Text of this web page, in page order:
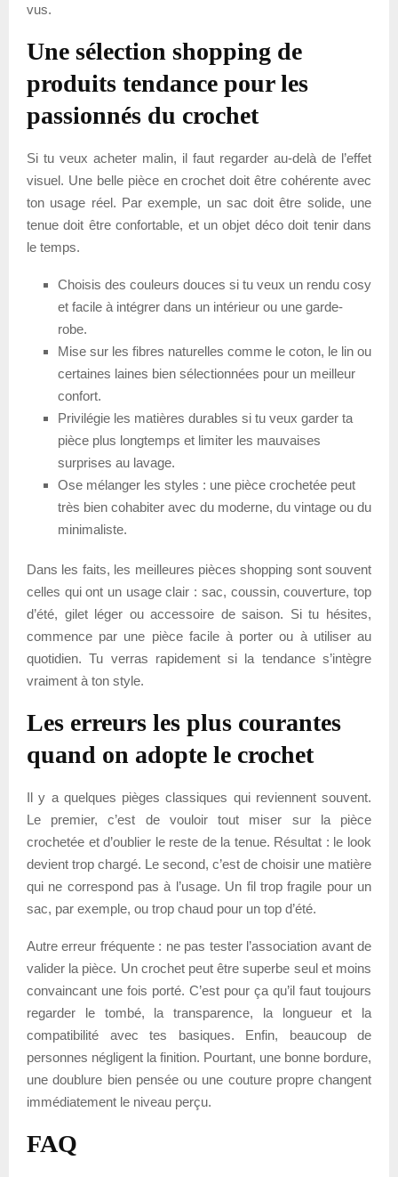
vus.
Une sélection shopping de
produits tendance pour les
passionnés du crochet
Si tu veux acheter malin, il faut regarder au-delà de l’effet
visuel. Une belle pièce en crochet doit être cohérente avec
ton usage réel. Par exemple, un sac doit être solide, une
tenue doit être confortable, et un objet déco doit tenir dans
le temps.
Choisis des couleurs douces si tu veux un rendu cosy
et facile à intégrer dans un intérieur ou une garde-
robe.
Mise sur les fibres naturelles comme le coton, le lin ou
certaines laines bien sélectionnées pour un meilleur
confort.
Privilégie les matières durables si tu veux garder ta
pièce plus longtemps et limiter les mauvaises
surprises au lavage.
Ose mélanger les styles : une pièce crochetée peut
très bien cohabiter avec du moderne, du vintage ou du
minimaliste.
Dans les faits, les meilleures pièces shopping sont souvent
celles qui ont un usage clair : sac, coussin, couverture, top
d’été, gilet léger ou accessoire de saison. Si tu hésites,
commence par une pièce facile à porter ou à utiliser au
quotidien. Tu verras rapidement si la tendance s’intègre
vraiment à ton style.
Les erreurs les plus courantes
quand on adopte le crochet
Il y a quelques pièges classiques qui reviennent souvent.
Le premier, c’est de vouloir tout miser sur la pièce
crochetée et d’oublier le reste de la tenue. Résultat : le look
devient trop chargé. Le second, c’est de choisir une matière
qui ne correspond pas à l’usage. Un fil trop fragile pour un
sac, par exemple, ou trop chaud pour un top d’été.
Autre erreur fréquente : ne pas tester l’association avant de
valider la pièce. Un crochet peut être superbe seul et moins
convaincant une fois porté. C’est pour ça qu’il faut toujours
regarder le tombé, la transparence, la longueur et la
compatibilité avec tes basiques. Enfin, beaucoup de
personnes négligent la finition. Pourtant, une bonne bordure,
une doublure bien pensée ou une couture propre changent
immédiatement le niveau perçu.
FAQ